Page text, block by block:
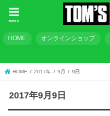
menu
HOME オンラインショップ
HOME 2017年 9月 9日
2017年9月9日